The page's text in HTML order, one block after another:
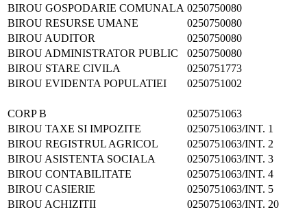
BIROU GOSPODARIE COMUNALA 0250750080
BIROU RESURSE UMANE
0250750080
BIROU AUDITOR
0250750080
BIROU ADMINISTRATOR PUBLIC
0250750080
BIROU STARE CIVILA
0250751773
BIROU EVIDENTA POPULATIEI
0250751002
CORP B
0250751063
BIROU TAXE SI IMPOZITE
0250751063/INT. 1
BIROU REGISTRUL AGRICOL
0250751063/INT. 2
BIROU ASISTENTA SOCIALA
0250751063/INT. 3
BIROU CONTABILITATE
0250751063/INT. 4
BIROU CASIERIE
0250751063/INT. 5
BIROU ACHIZITII
0250751063/INT. 20